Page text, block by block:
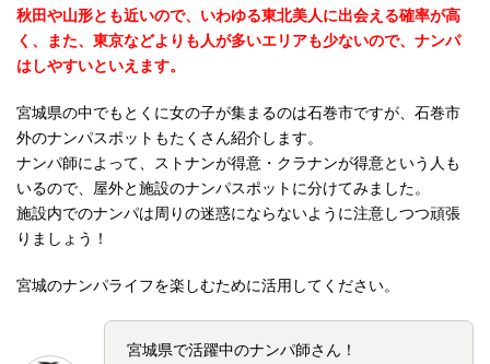
秋田や山形とも近いので、いわゆる東北美人に出会える確率が高
く、また、東京などよりも人が多いエリアも少ないので、ナンパ
はしやすいといえます。
宮城県の中でもとくに女の子が集まるのは石巻市ですが、石巻市
外のナンパスポットもたくさん紹介します。
ナンパ師によって、ストナンが得意・クラナンが得意という人も
いるので、屋外と施設のナンパスポットに分けてみました。
施設内でのナンパは周りの迷惑にならないように注意しつつ頑張
りましょう！
宮城のナンパライフを楽しむために活用してください。
宮城県で活躍中のナンパ師さん！